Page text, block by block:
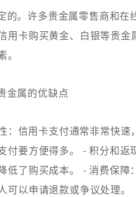
的。许多贵金属零售商和
用卡购买黄金、白银等贵
金属的优缺点
：信用卡支付通常非常快
付要方便得多。 - 积分和
低了购买成本。 - 消费保
可以申请退款或争议处理。